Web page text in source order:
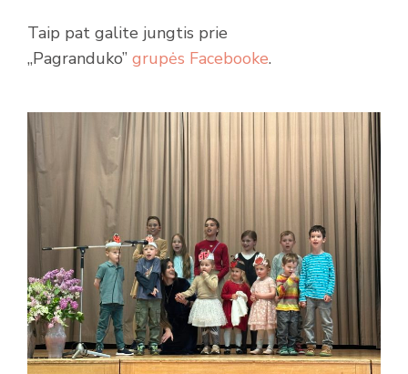
Taip pat galite jungtis prie
„Pagranduko” grupės Facebooke.